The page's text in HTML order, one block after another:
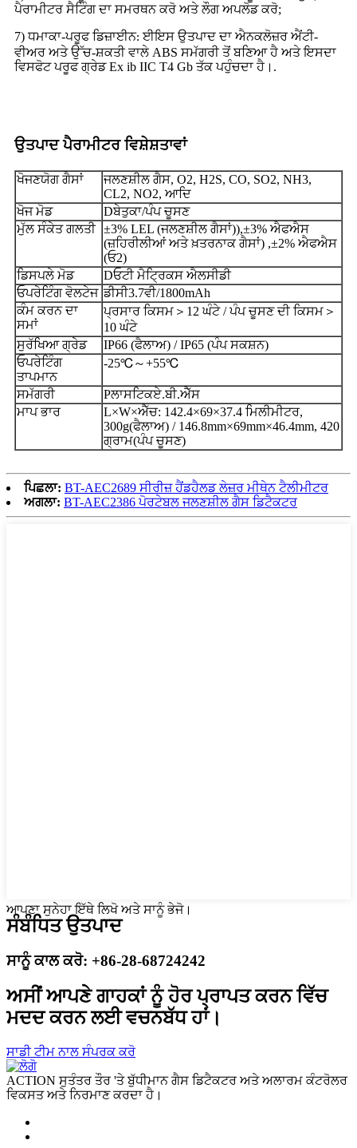
ਪੈਰਾਮੀਟਰ ਸੈਟਿੰਗ ਦਾ ਸਮਰਥਨ ਕਰੋ ਅਤੇ ਲੌਗ ਅਪਲੋਡ ਕਰੋ;
7) ਧਮਾਕਾ-ਪਰੂਫ ਡਿਜ਼ਾਈਨ: ਈਇਸ ਉਤਪਾਦ ਦਾ ਐਨਕਲੋਜ਼ਰ ਐਂਟੀ-
ਵੀਅਰ ਅਤੇ ਉੱਚ-ਸ਼ਕਤੀ ਵਾਲੇ ABS ਸਮੱਗਰੀ ਤੋਂ ਬਣਿਆ ਹੈ ਅਤੇ ਇਸਦਾ
ਵਿਸਫੋਟ ਪਰੂਫ ਗ੍ਰੇਡ Ex ib IIC T4 Gb ਤੱਕ ਪਹੁੰਚਦਾ ਹੈ। .
ਉਤਪਾਦ ਪੈਰਾਮੀਟਰ ਵਿਸ਼ੇਸ਼ਤਾਵਾਂ
ਖੋਜਣਯੋਗ ਗੈਸਾਂ
ਜਲਣਸ਼ੀਲ ਗੈਸ, O2, H2S, CO, SO2, NH3,
CL2, NO2, ਆਦਿ
ਖੋਜ ਮੋਡ
Dਬੇਤੁਕਾ/ਪੰਪ ਚੂਸਣ
ਮੁੱਲ ਸੰਕੇਤ ਗਲਤੀ ±3% LEL (ਜਲਣਸ਼ੀਲ ਗੈਸਾਂ)),±3% ਐਫਐਸ
(ਜ਼ਹਿਰੀਲੀਆਂ ਅਤੇ ਖ਼ਤਰਨਾਕ ਗੈਸਾਂ) ,±2% ਐਫਐਸ
(ਓ2)
ਡਿਸਪਲੇ ਮੋਡ
Dਓਟੀ ਮੈਟ੍ਰਿਕਸ ਐਲਸੀਡੀ
ਓਪਰੇਟਿੰਗ ਵੋਲਟੇਜ ਡੀਸੀ3.7ਵੀ/1800mAh
ਕੰਮ ਕਰਨ ਦਾ
ਸਮਾਂ
ਪ੍ਰਸਾਰ ਕਿਸਮ ＞ 12 ਘੰਟੇ / ਪੰਪ ਚੂਸਣ ਦੀ ਕਿਸਮ ＞
10 ਘੰਟੇ
ਸੁਰੱਖਿਆ ਗ੍ਰੇਡ
IP66 (ਫੈਲਾਅ) / IP65 (ਪੰਪ ਸਕਸ਼ਨ)
ਓਪਰੇਟਿੰਗ
ਤਾਪਮਾਨ
-25℃～+55℃
ਸਮੱਗਰੀ Pਲਾਸਟਿਕਏ.ਬੀ.ਐੱਸ
ਮਾਪ ਭਾਰ
L×W×ਐੱਚ: 142.4×69×37.4 ਮਿਲੀਮੀਟਰ,
300g(ਫੈਲਾਅ) / 146.8mm×69mm×46.4mm, 420
ਗ੍ਰਾਮ(ਪੰਪ ਚੂਸਣ)
ਪਿਛਲਾ: BT-AEC2689 ਸੀਰੀਜ਼ ਹੈਂਡਹੈਲਡ ਲੇਜ਼ਰ ਮੀਥੇਨ ਟੈਲੀਮੀਟਰ
ਅਗਲਾ: BT-AEC2386 ਪੋਰਟੇਬਲ ਜਲਣਸ਼ੀਲ ਗੈਸ ਡਿਟੈਕਟਰ
ਆਪਣਾ ਸੁਨੇਹਾ ਇੱਥੇ ਲਿਖੋ ਅਤੇ ਸਾਨੂੰ ਭੇਜੋ।
ਸੰਬੰਧਿਤ ਉਤਪਾਦ
ਸਾਨੂੰ ਕਾਲ ਕਰੋ: +86-28-68724242
ਅਸੀਂ ਆਪਣੇ ਗਾਹਕਾਂ ਨੂੰ ਹੋਰ ਪ੍ਰਾਪਤ ਕਰਨ ਵਿੱਚ
ਮਦਦ ਕਰਨ ਲਈ ਵਚਨਬੱਧ ਹਾਂ।
ਸਾਡੀ ਟੀਮ ਨਾਲ ਸੰਪਰਕ ਕਰੋ
ACTION ਸੁਤੰਤਰ ਤੌਰ 'ਤੇ ਬੁੱਧੀਮਾਨ ਗੈਸ ਡਿਟੈਕਟਰ ਅਤੇ ਅਲਾਰਮ ਕੰਟਰੋਲਰ
ਵਿਕਸਤ ਅਤੇ ਨਿਰਮਾਣ ਕਰਦਾ ਹੈ।